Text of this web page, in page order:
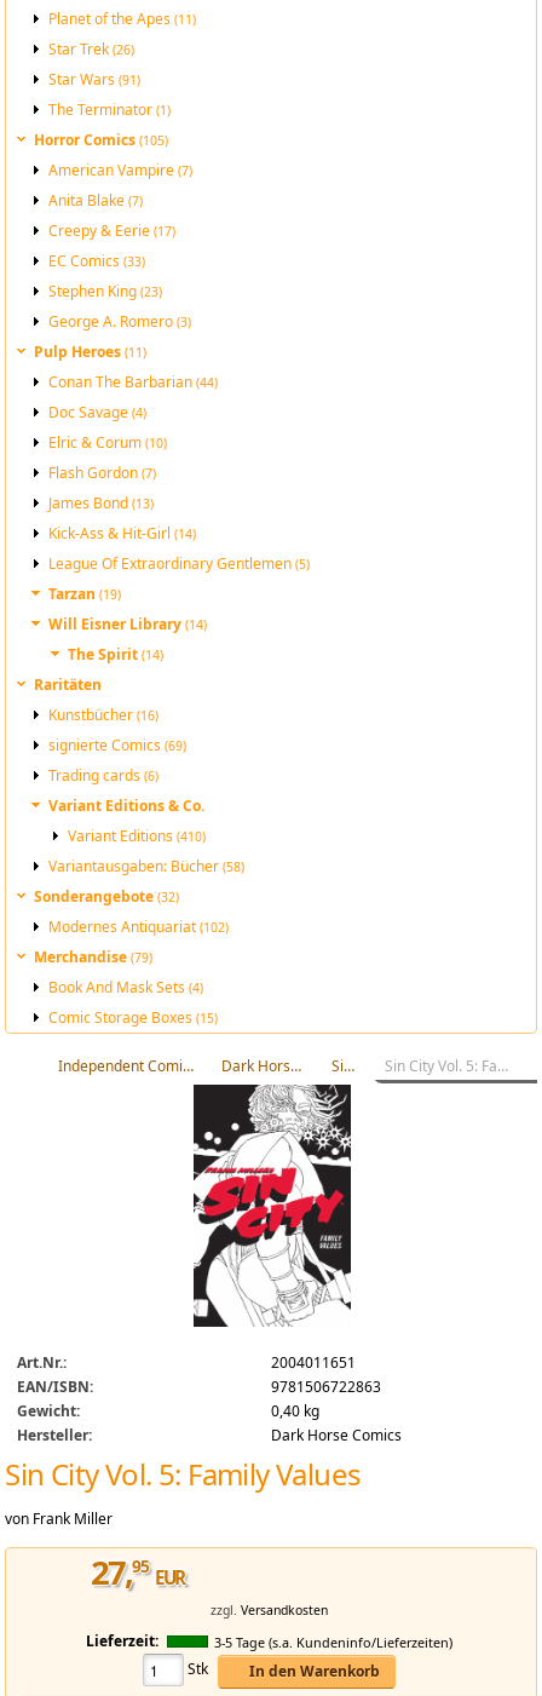
Planet of the Apes(11)
Star Trek(26)
Star Wars(91)
The Terminator(1)
Horror Comics(105)
American Vampire(7)
Anita Blake(7)
Creepy & Eerie(17)
EC Comics(33)
Stephen King(23)
George A. Romero(3)
Pulp Heroes(11)
Conan The Barbarian(44)
Doc Savage(4)
Elric & Corum(10)
Flash Gordon(7)
James Bond(13)
Kick-Ass & Hit-Girl(14)
League Of Extraordinary Gentlemen(5)
Tarzan(19)
Will Eisner Library(14)
The Spirit(14)
Raritäten
Kunstbücher(16)
signierte Comics(69)
Trading cards(6)
Variant Editions & Co.
Variant Editions(410)
Variantausgaben: Bücher(58)
Sonderangebote(32)
Modernes Antiquariat(102)
Merchandise(79)
Book And Mask Sets(4)
Comic Storage Boxes(15)
Independent Comic Publishers Dark Horse Comics Sin City Sin City Vol. 5: Family Values
Art.Nr.:
2004011651
EAN/ISBN:
9781506722863
Gewicht:
0,40 kg
Hersteller:
Dark Horse Comics
Sin City Vol. 5: Family Values
von Frank Miller
27,95 EUR
zzgl.Versandkosten
Lieferzeit: 3-5 Tage (s.a. Kundeninfo/Lieferzeiten)
Stk In den Warenkorb